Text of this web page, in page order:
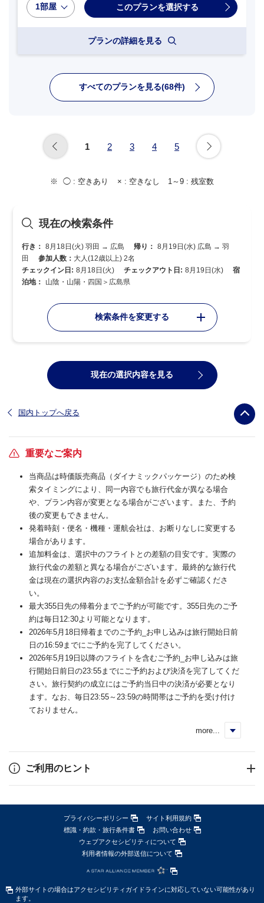
1部屋
プランの詳細を見る
すべてのプランを見る(68件)
1 2 3 4 5
◯ : 空きあり × : 空きなし 1～9 : 残室数
現在の検索条件
行き： 8月18日(火) 羽田 → 広島 帰り： 8月19日(水) 広島 → 羽
田
参加人数： 大人(12歳以上) 2名
チェックイン日: 8月18日(火) チェックアウト日: 8月19日(水)
宿
泊地：
山陰・山陽・四国＞広島県
検索条件を変更する
現在の選択内容を見る
国内トップへ戻る
重要なご案内
当商品は時価販売商品（ダイナミックパッケージ）のため検
索タイミングにより、同一内容でも旅行代金が異なる場合
や、プラン内容が変更となる場合がございます。また、予約
後の変更もできません。
発着時刻・便名・機種・運航会社は、お断りなしに変更する
場合があります。
追加料金は、選択中のフライトとの差額の目安です。実際の
旅行代金の差額と異なる場合がございます。最終的な旅行代
金は現在の選択内容のお支払金額合計を必ずご確認くださ
い。
最大355日先の帰着分までご予約が可能です。355日先のご予
約は毎日12:30より可能となります。
2026年5月18日帰着までのご予約_お申し込みは旅行開始日前
日の16:59までにご予約を完了してください。
2026年5月19日以降のフライトを含むご予約_お申し込みは旅
行開始日前日の23:55までにご予約および決済を完了してくだ
さい。旅行契約の成立にはご予約当日中の決済が必要となり
ます。なお、毎日23:55～23:59の時間帯はご予約を受け付け
ておりません。
more...
く
ご利用のヒント
プライバシーポリシー
サイト利用規約
標識・約款・旅行条件書
お問い合わせ
ウェブアクセシビリティについて
利用者情報の外部送信について
外部サイトの場合はアクセシビリティガイドラインに対応していない可能性があり
ます。